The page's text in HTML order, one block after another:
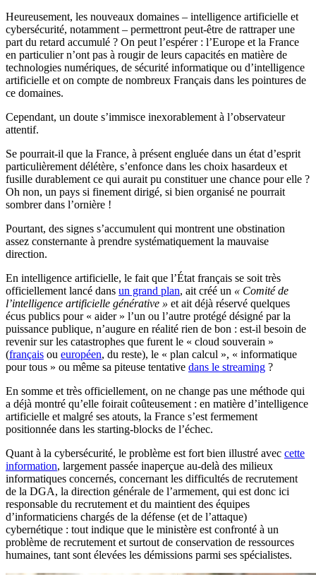
Heureusement, les nouveaux domaines – intelligence artificielle et
cybersécurité, notamment – permettront peut-être de rattraper une
part du retard accumulé ? On peut l’espérer : l’Europe et la France
en particulier n’ont pas à rougir de leurs capacités en matière de
technologies numériques, de sécurité informatique ou d’intelligence
artificielle et on compte de nombreux Français dans les pointures de
ce domaines.
Cependant, un doute s’immisce inexorablement à l’observateur
attentif.
Se pourrait-il que la France, à présent engluée dans un état d’esprit
particulièrement délétère, s’enfonce dans les choix hasardeux et
fusille durablement ce qui aurait pu constituer une chance pour elle ?
Oh non, un pays si finement dirigé, si bien organisé ne pourrait
sombrer dans l’ornière !
Pourtant, des signes s’accumulent qui montrent une obstination
assez consternante à prendre systématiquement la mauvaise
direction.
En intelligence artificielle, le fait que l’État français se soit très
officiellement lancé dans un grand plan, ait créé un « Comité de
l’intelligence artificielle générative » et ait déjà réservé quelques
écus publics pour « aider » l’un ou l’autre protégé désigné par la
puissance publique, n’augure en réalité rien de bon : est-il besoin de
revenir sur les catastrophes que furent le « cloud souverain »
(français ou européen, du reste), le « plan calcul », « informatique
pour tous » ou même sa piteuse tentative dans le streaming ?
En somme et très officiellement, on ne change pas une méthode qui
a déjà montré qu’elle foirait coûteusement : en matière d’intelligence
artificielle et malgré ses atouts, la France s’est fermement
positionnée dans les starting-blocks de l’échec.
Quant à la cybersécurité, le problème est fort bien illustré avec cette
information, largement passée inaperçue au-delà des milieux
informatiques concernés, concernant les difficultés de recrutement
de la DGA, la direction générale de l’armement, qui est donc ici
responsable du recrutement et du maintient des équipes
d’informaticiens chargés de la défense (et de l’attaque)
cybernétique : tout indique que le ministère est confronté à un
problème de recrutement et surtout de conservation de ressources
humaines, tant sont élevées les démissions parmi ses spécialistes.